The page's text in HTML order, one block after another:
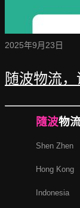
2025年9月23日
随波物流
隨波物
Shen
Hong
Indonesia